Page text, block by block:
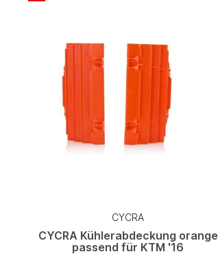
CYCRA
CYCRA Kühlerabdeckung orange
passend für KTM '16